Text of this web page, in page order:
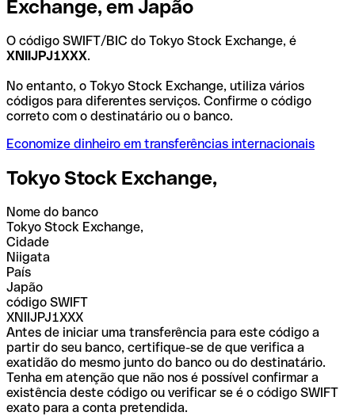
Exchange, em Japão
O código SWIFT/BIC do Tokyo Stock Exchange, é
XNIIJPJ1XXX.
No entanto, o Tokyo Stock Exchange, utiliza vários
códigos para diferentes serviços. Confirme o código
correto com o destinatário ou o banco.
Economize dinheiro em transferências internacionais
Tokyo Stock Exchange,
Nome do banco
Tokyo Stock Exchange,
Cidade
Niigata
País
Japão
código SWIFT
XNIIJPJ1XXX
Antes de iniciar uma transferência para este código a
partir do seu banco, certifique-se de que verifica a
exatidão do mesmo junto do banco ou do destinatário.
Tenha em atenção que não nos é possível confirmar a
existência deste código ou verificar se é o código SWIFT
exato para a conta pretendida.